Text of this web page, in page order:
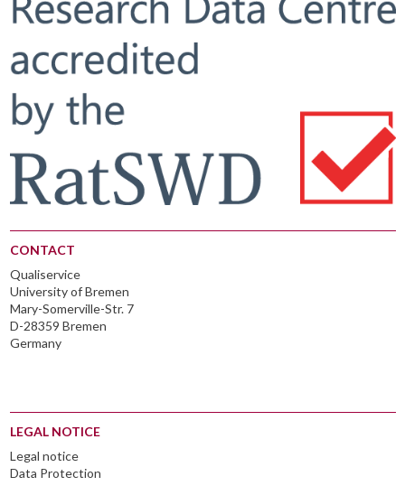
CONTACT
Qualiservice
University of Bremen
Mary-Somerville-Str. 7
D-28359 Bremen
Germany
LEGAL NOTICE
Legal notice
Data Protection